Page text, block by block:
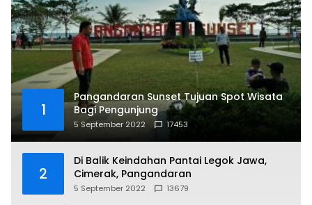
1
Pangandaran Sunset Tujuan Spot Wisata
Bagi Pengunjung
5 September 2022 17453
2
Di Balik Keindahan Pantai Legok Jawa,
Cimerak, Pangandaran
5 September 2022 13679